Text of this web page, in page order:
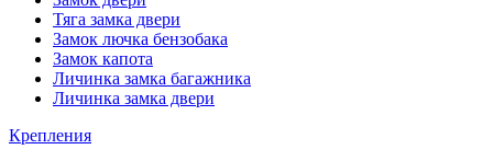
Тяга замка двери
Замок лючка бензобака
Замок капота
Личинка замка багажника
Личинка замка двери
Крепления